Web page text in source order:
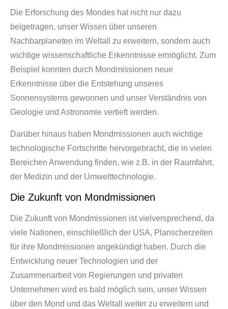
Die Erforschung des Mondes hat nicht nur dazu
beigetragen, unser Wissen über unseren
Nachbarplaneten im Weltall zu erweitern, sondern auch
wichtige wissenschaftliche Erkenntnisse ermöglicht. Zum
Beispiel konnten durch Mondmissionen neue
Erkenntnisse über die Entstehung unseres
Sonnensystems gewonnen und unser Verständnis von
Geologie und Astronomie vertieft werden.
Darüber hinaus haben Mondmissionen auch wichtige
technologische Fortschritte hervorgebracht, die in vielen
Bereichen Anwendung finden, wie z.B. in der Raumfahrt,
der Medizin und der Umwelttechnologie.
Die Zukunft von Mondmissionen
Die Zukunft von Mondmissionen ist vielversprechend, da
viele Nationen, einschließlich der USA, Planscherzeiten
für ihre Mondmissionen angekündigt haben. Durch die
Entwicklung neuer Technologien und der
Zusammenarbeit von Regierungen und privaten
Unternehmen wird es bald möglich sein, unser Wissen
über den Mond und das Weltall weiter zu erweitern und